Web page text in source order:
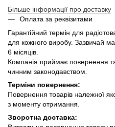
Більше інформації про доставку
Оплата за реквізитами
Гарантійний термін для
для кожного виробу. Зазвичай
6 місяців.
Компанія приймає повернення та
чинним законодавством.
Терміни повернення:
Повернення товарів належної
з моменту отримання.
Зворотна доставка: